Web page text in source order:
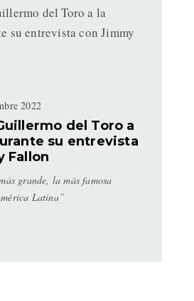
2022
del Toro a
su entrevista
Fallon
grande, la más famosa
Latina”